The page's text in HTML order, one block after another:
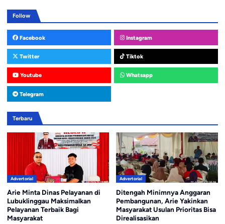
Follow
Facebook Instagram
Twitter Tiktok
Youtube Whatsapp
Telegram
Terbaru
Advertorial
Arie Minta Dinas Pelayanan di
Lubuklinggau Maksimalkan
Pelayanan Terbaik Bagi
Masyarakat
Advertorial
Ditengah Minimnya Anggaran
Pembangunan, Arie Yakinkan
Masyarakat Usulan Prioritas Bisa
Direalisasikan